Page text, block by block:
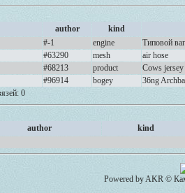
author
kind
#-1 engine
Типовой
#63290 mesh
air hose
#68213 product
Cows
#96914 bogey
36ng
0
author
kind
Powered by AKR ©